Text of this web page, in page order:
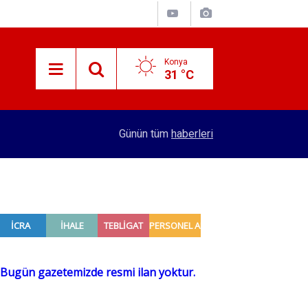
Konya
31 °C
KTO Başkanı Öztürk’ten Mekpan Panel’e ziyaret
Günün tüm haberleri